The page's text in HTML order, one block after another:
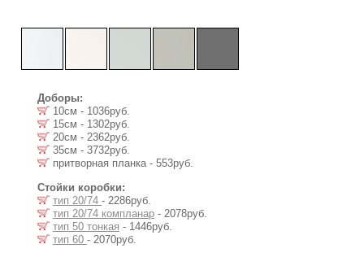
Доборы:
10см - 1036руб.
15см - 1302руб.
20см - 2362руб.
35см - 3732руб.
притворная планка - 553руб.
Стойки коробки:
тип 20/74 - 2286руб.
тип 20/74 компланар - 2078руб.
тип 50 тонкая - 1446руб.
тип 60 - 2070руб.